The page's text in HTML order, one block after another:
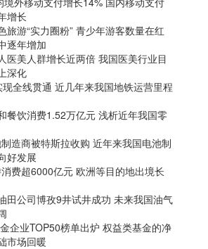
增长
旅游“实力圈粉” 青少年游客数量在红
逐年增加
医美人群增长近两倍 我国医美行业目
深化
全线贯通 近几年来我国地铁运营里程
餐饮消费1.52万亿元 浅析近年我国零
造商被特斯拉收购 近年来我国电池制
好发展
费超6000亿元 欧洲等目的地出境长
田公司博孜9井试井成功 未来我国油气
企业TOP50榜单出炉 权益类基金的净
市场回暖